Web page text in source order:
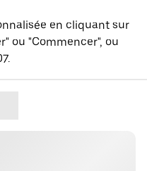
en cliquant sur
ou "Commencer", ou